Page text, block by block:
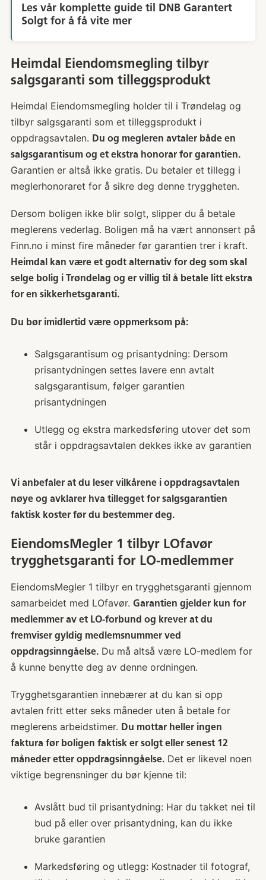
Les vår komplette guide til DNB Garantert
Solgt for å få vite mer
Heimdal Eiendomsmegling tilbyr
salgsgaranti som tilleggsprodukt
Heimdal Eiendomsmegling holder til i Trøndelag og
tilbyr salgsgaranti som et tilleggsprodukt i
oppdragsavtalen. Du og megleren avtaler både en
salgsgarantisum og et ekstra honorar for garantien.
Garantien er altså ikke gratis. Du betaler et tillegg i
meglerhonoraret for å sikre deg denne tryggheten.
Dersom boligen ikke blir solgt, slipper du å betale
meglerens vederlag. Boligen må ha vært annonsert på
Finn.no i minst fire måneder før garantien trer i kraft.
Heimdal kan være et godt alternativ for deg som skal
selge bolig i Trøndelag og er villig til å betale litt ekstra
for en sikkerhetsgaranti.
Du bør imidlertid være oppmerksom på:
Salgsgarantisum og prisantydning: Dersom
prisantydningen settes lavere enn avtalt
salgsgarantisum, følger garantien
prisantydningen
Utlegg og ekstra markedsføring utover det som
står i oppdragsavtalen dekkes ikke av garantien
Vi anbefaler at du leser vilkårene i oppdragsavtalen
nøye og avklarer hva tillegget for salgsgarantien
faktisk koster før du bestemmer deg.
EiendomsMegler 1 tilbyr LOfavør
trygghetsgaranti for LO-medlemmer
EiendomsMegler 1 tilbyr en trygghetsgaranti gjennom
samarbeidet med LOfavør. Garantien gjelder kun for
medlemmer av et LO-forbund og krever at du
fremviser gyldig medlemsnummer ved
oppdragsinngåelse.Du må altså være LO-medlem for
å kunne benytte deg av denne ordningen.
Trygghetsgarantien innebærer at du kan si opp
avtalen fritt etter seks måneder uten å betale for
meglerens arbeidstimer. Du mottar heller ingen
faktura før boligen faktisk er solgt eller senest 12
måneder etter oppdragsinngåelse.Det er likevel noen
viktige begrensninger du bør kjenne til:
Avslått bud til prisantydning: Har du takket nei til
bud på eller over prisantydning, kan du ikke
bruke garantien
Markedsføring og utlegg: Kostnader til fotograf,